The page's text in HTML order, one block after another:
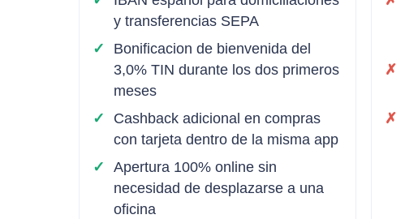
y transferencias SEPA
Bonificacion de bienvenida del
3,0% TIN durante los dos primeros
meses
Cashback adicional en compras
con tarjeta dentro de la misma app
Apertura 100% online sin
necesidad de desplazarse a una
oficina